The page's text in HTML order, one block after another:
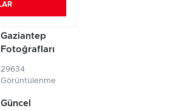
Gaziantep
Fotoğrafları
29634
Görüntülenme
Güncel